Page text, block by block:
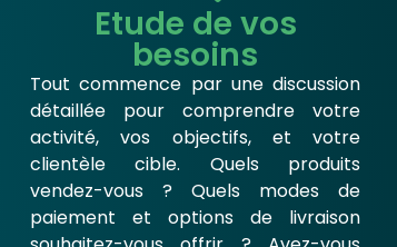
Etude de vos
besoins
Tout commence par une discussion
détaillée pour comprendre votre
activité, vos objectifs, et votre
clientèle cible. Quels produits
vendez-vous ? Quels modes de
paiement et options de livraison